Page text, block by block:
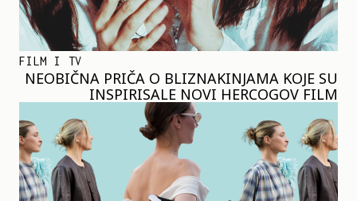
FILM I TV
NEOBIČNA PRIČA O BLIZNAKINJAMA KOJE SU
INSPIRISALE NOVI HERCOGOV FILM